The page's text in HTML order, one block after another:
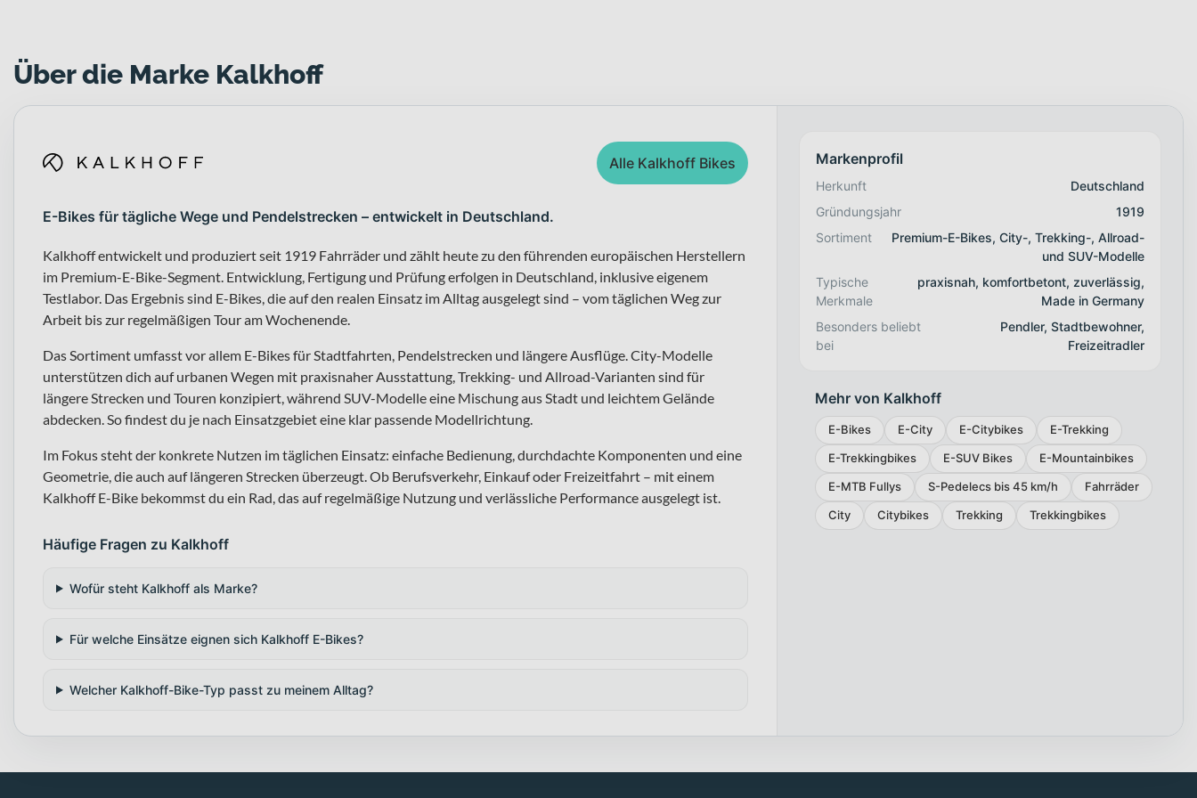
Über die Marke Kalkhoff
Alle Kalkhoff Bikes
E-Bikes für tägliche Wege und Pendelstrecken – entwickelt in Deutschland.
Kalkhoff entwickelt und produziert seit 1919 Fahrräder und zählt heute zu den führenden europäischen Herstellern
im Premium-E-Bike-Segment. Entwicklung, Fertigung und Prüfung erfolgen in Deutschland, inklusive eigenem
Testlabor. Das Ergebnis sind E-Bikes, die auf den realen Einsatz im Alltag ausgelegt sind – vom täglichen Weg zur
Arbeit bis zur regelmäßigen Tour am Wochenende.
Das Sortiment umfasst vor allem E-Bikes für Stadtfahrten, Pendelstrecken und längere Ausflüge. City-Modelle
unterstützen dich auf urbanen Wegen mit praxisnaher Ausstattung, Trekking- und Allroad-Varianten sind für
längere Strecken und Touren konzipiert, während SUV-Modelle eine Mischung aus Stadt und leichtem Gelände
abdecken. So findest du je nach Einsatzgebiet eine klar passende Modellrichtung.
Im Fokus steht der konkrete Nutzen im täglichen Einsatz: einfache Bedienung, durchdachte Komponenten und eine
Geometrie, die auch auf längeren Strecken überzeugt. Ob Berufsverkehr, Einkauf oder Freizeitfahrt – mit einem
Kalkhoff E-Bike bekommst du ein Rad, das auf regelmäßige Nutzung und verlässliche Performance ausgelegt ist.
Häufige Fragen zu Kalkhoff
Wofür steht Kalkhoff als Marke?
Für welche Einsätze eignen sich Kalkhoff E-Bikes?
Welcher Kalkhoff-Bike-Typ passt zu meinem Alltag?
Markenprofil
Herkunft
Deutschland
Gründungsjahr
1919
Sortiment
Premium-E-Bikes, City-, Trekking-, Allroad-
und SUV-Modelle
Typische
Merkmale
praxisnah, komfortbetont, zuverlässig,
Made in Germany
Besonders beliebt
bei
Pendler, Stadtbewohner,
Freizeitradler
Mehr von Kalkhoff
E-Bikes E-City E-Citybikes
E-Trekking
E-Trekkingbikes
E-SUV Bikes
E-Mountainbikes
E-MTB Fullys
S-Pedelecs bis 45 km/h
Fahrräder
City
Citybikes Trekking Trekkingbikes